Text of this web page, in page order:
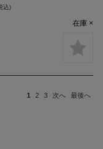
込)
在庫 ×
1 2 3 次へ 最後へ